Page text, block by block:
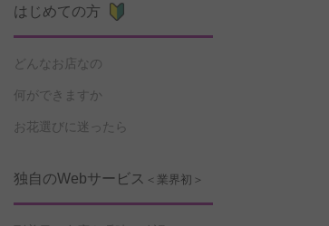
はじめての方
どんなお店なの
何ができますか
お花選びに迷ったら
独自のWebサービス ＜業界初＞